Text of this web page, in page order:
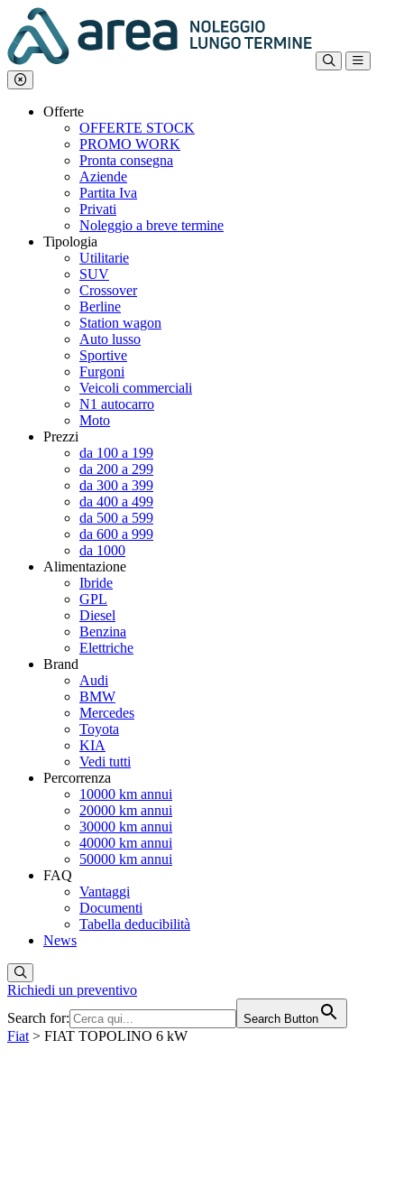
Offerte
OFFERTE STOCK
PROMO WORK
Pronta consegna
Aziende
Partita Iva
Privati
Noleggio a breve termine
Tipologia
Utilitarie
SUV
Crossover
Berline
Station wagon
Auto lusso
Sportive
Furgoni
Veicoli commerciali
N1 autocarro
Moto
Prezzi
da 100 a 199
da 200 a 299
da 300 a 399
da 400 a 499
da 500 a 599
da 600 a 999
da 1000
Alimentazione
Ibride
GPL
Diesel
Benzina
Elettriche
Brand
Audi
BMW
Mercedes
Toyota
KIA
Vedi tutti
Percorrenza
10000 km annui
20000 km annui
30000 km annui
40000 km annui
50000 km annui
FAQ
Vantaggi
Documenti
Tabella deducibilità
News
Richiedi un preventivo
Search for:
Search Button
Fiat > FIAT TOPOLINO 6 kW